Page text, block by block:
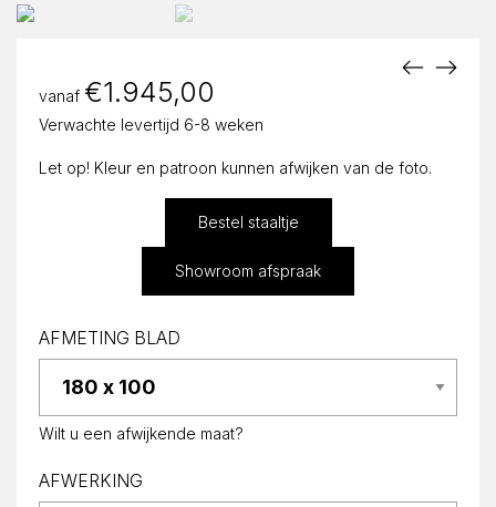
vanaf €1.945,00
Verwachte levertijd 6-8 weken
Let op! Kleur en patroon kunnen afwijken van de foto.
Bestel staaltje
Showroom afspraak
AFMETING BLAD
Wilt u een afwijkende maat?
AFWERKING